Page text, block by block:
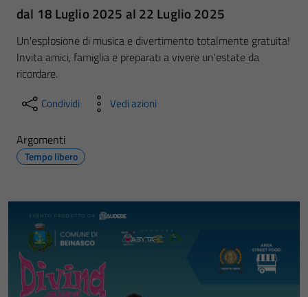
dal 18 Luglio 2025 al 22 Luglio 2025
Un'esplosione di musica e divertimento totalmente gratuita!
Invita amici, famiglia e preparati a vivere un'estate da
ricordare.
Condividi Vedi azioni
Argomenti
Tempo libero